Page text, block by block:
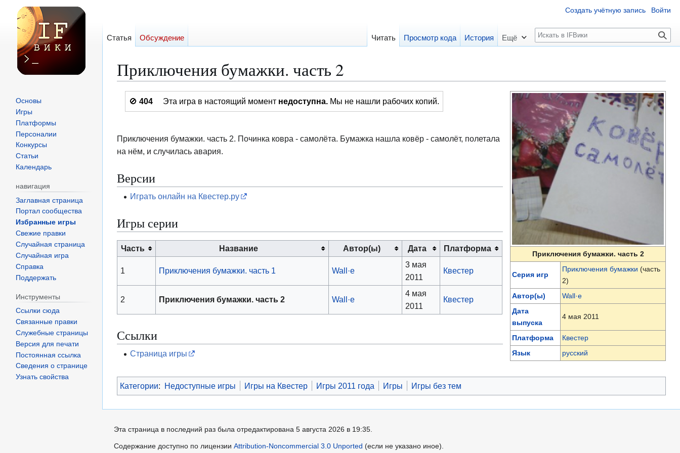
Приключения бумажки. часть 2
Перейти
Перейти
Приключения бумажки. часть 2
Серия игр
Приключения бумажки (часть
2)
Автор(ы)
Wall·e
Дата
выпуска
4 мая 2011
Платформа
Квестер
Язык
русский
🚫404 Эта игра в настоящий момент недоступна. Мы не нашли рабочих копий.
Приключения бумажки. часть 2. Починка ковра - самолёта. Бумажка нашла ковёр - самолёт, полетала
на нём, и случилась авария.
Версии
Играть онлайн на Квестер.ру
Игры серии
Часть Название Автор(ы) Дата Платформа
1 Приключения бумажки. часть 1 Wall·e
3 мая
2011
Квестер
2 Приключения бумажки. часть 2 Wall·e
4 мая
2011
Квестер
Ссылки
Страница игры
Категории: Недоступные игры Игры на Квестер Игры 2011 года Игры Игры без тем
Создать учётную запись Войти
Статья Обсуждение Читать Просмотр кода История Ещё
П
о
к
Основы
Игры
Платформы
Персоналии
Конкурсы
Статьи
Календарь
навигация
Заглавная страница
Портал сообщества
Избранные игры
Свежие правки
Случайная страница
Случайная игра
Справка
Поддержать
Инструменты
Ссылки сюда
Связанные правки
Служебные страницы
Версия для печати
Постоянная ссылка
Сведения о странице
Узнать свойства
Эта страница в последний раз была отредактирована 5 августа 2026 в 19:35.
Содержание доступно по лицензииAttribution-Noncommercial 3.0 Unported (если не указано иное).